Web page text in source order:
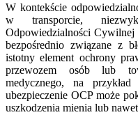
W kontekście
w transporcie,
Odpowiedzialności
bezpośrednio związane z
istotny element ochrony
przewozem osób lub
medycznego, na
ubezpieczenie OCP może
uszkodzenia mienia lub